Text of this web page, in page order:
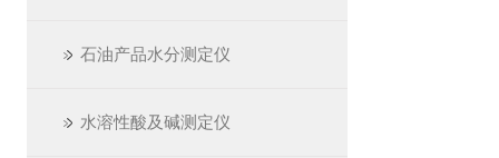
石油产品水分测定仪
水溶性酸及碱测定仪